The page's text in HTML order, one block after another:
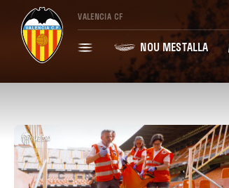
VALENCIA CF
NOU MESTALLA